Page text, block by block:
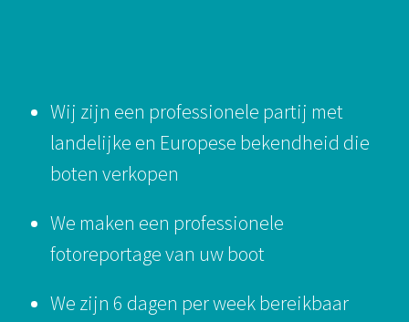
Wij zijn een professionele partij met
landelijke en Europese bekendheid die
boten verkopen
We maken een professionele
fotoreportage van uw boot
We zijn 6 dagen per week bereikbaar